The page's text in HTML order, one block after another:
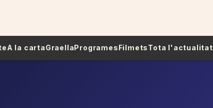
A la cartaGraellaProgramesFilmetsTota l'actualitat